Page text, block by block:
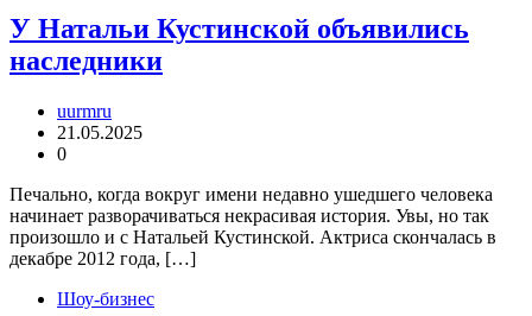
У Натальи Кустинской объявились
наследники
uurmru
21.05.2025
0
Печально, когда вокруг имени недавно ушедшего человека
начинает разворачиваться некрасивая история. Увы, но так
произошло и с Натальей Кустинской. Актриса скончалась в
декабре 2012 года, […]
Шоу-бизнес